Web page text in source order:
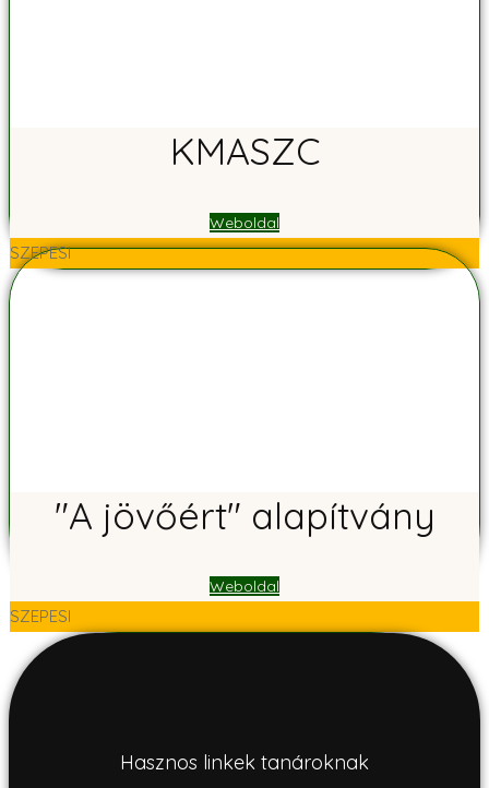
KMASZC
Weboldal
SZEPESI
"A jövőért" alapítvány
Weboldal
SZEPESI
Hasznos linkek tanároknak